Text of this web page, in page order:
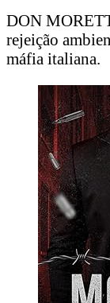
DON
rejeição
máfia italiana.